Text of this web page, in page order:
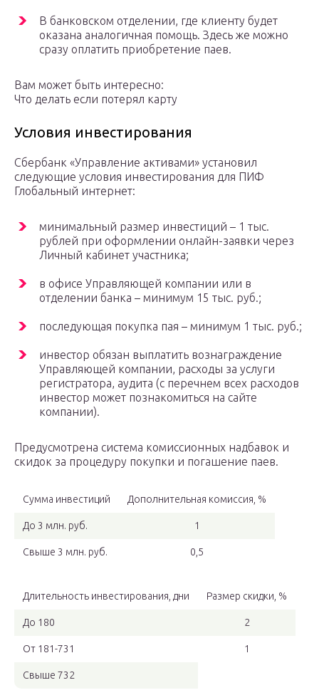
В банковском отделении, где клиенту будет
оказана аналогичная помощь. Здесь же можно
сразу оплатить приобретение паев.
Вам может быть интересно:
Что делать если потерял карту
Условия инвестирования
Сбербанк «Управление активами» установил
следующие условия инвестирования для ПИФ
Глобальный интернет:
минимальный размер инвестиций – 1 тыс.
рублей при оформлении онлайн-заявки через
Личный кабинет участника;
в офисе Управляющей компании или в
отделении банка – минимум 15 тыс. руб.;
последующая покупка пая – минимум 1 тыс. руб.;
инвестор обязан выплатить вознаграждение
Управляющей компании, расходы за услуги
регистратора, аудита (с перечнем всех расходов
инвестор может познакомиться на сайте
компании).
Предусмотрена система комиссионных надбавок и
скидок за процедуру покупки и погашение паев.
Сумма инвестиций Дополнительная комиссия, %
До 3 млн. руб. 1
Свыше 3 млн. руб. 0,5
Длительность инвестирования, дни Размер скидки, %
До 180 2
От 181-731 1
Свыше 732